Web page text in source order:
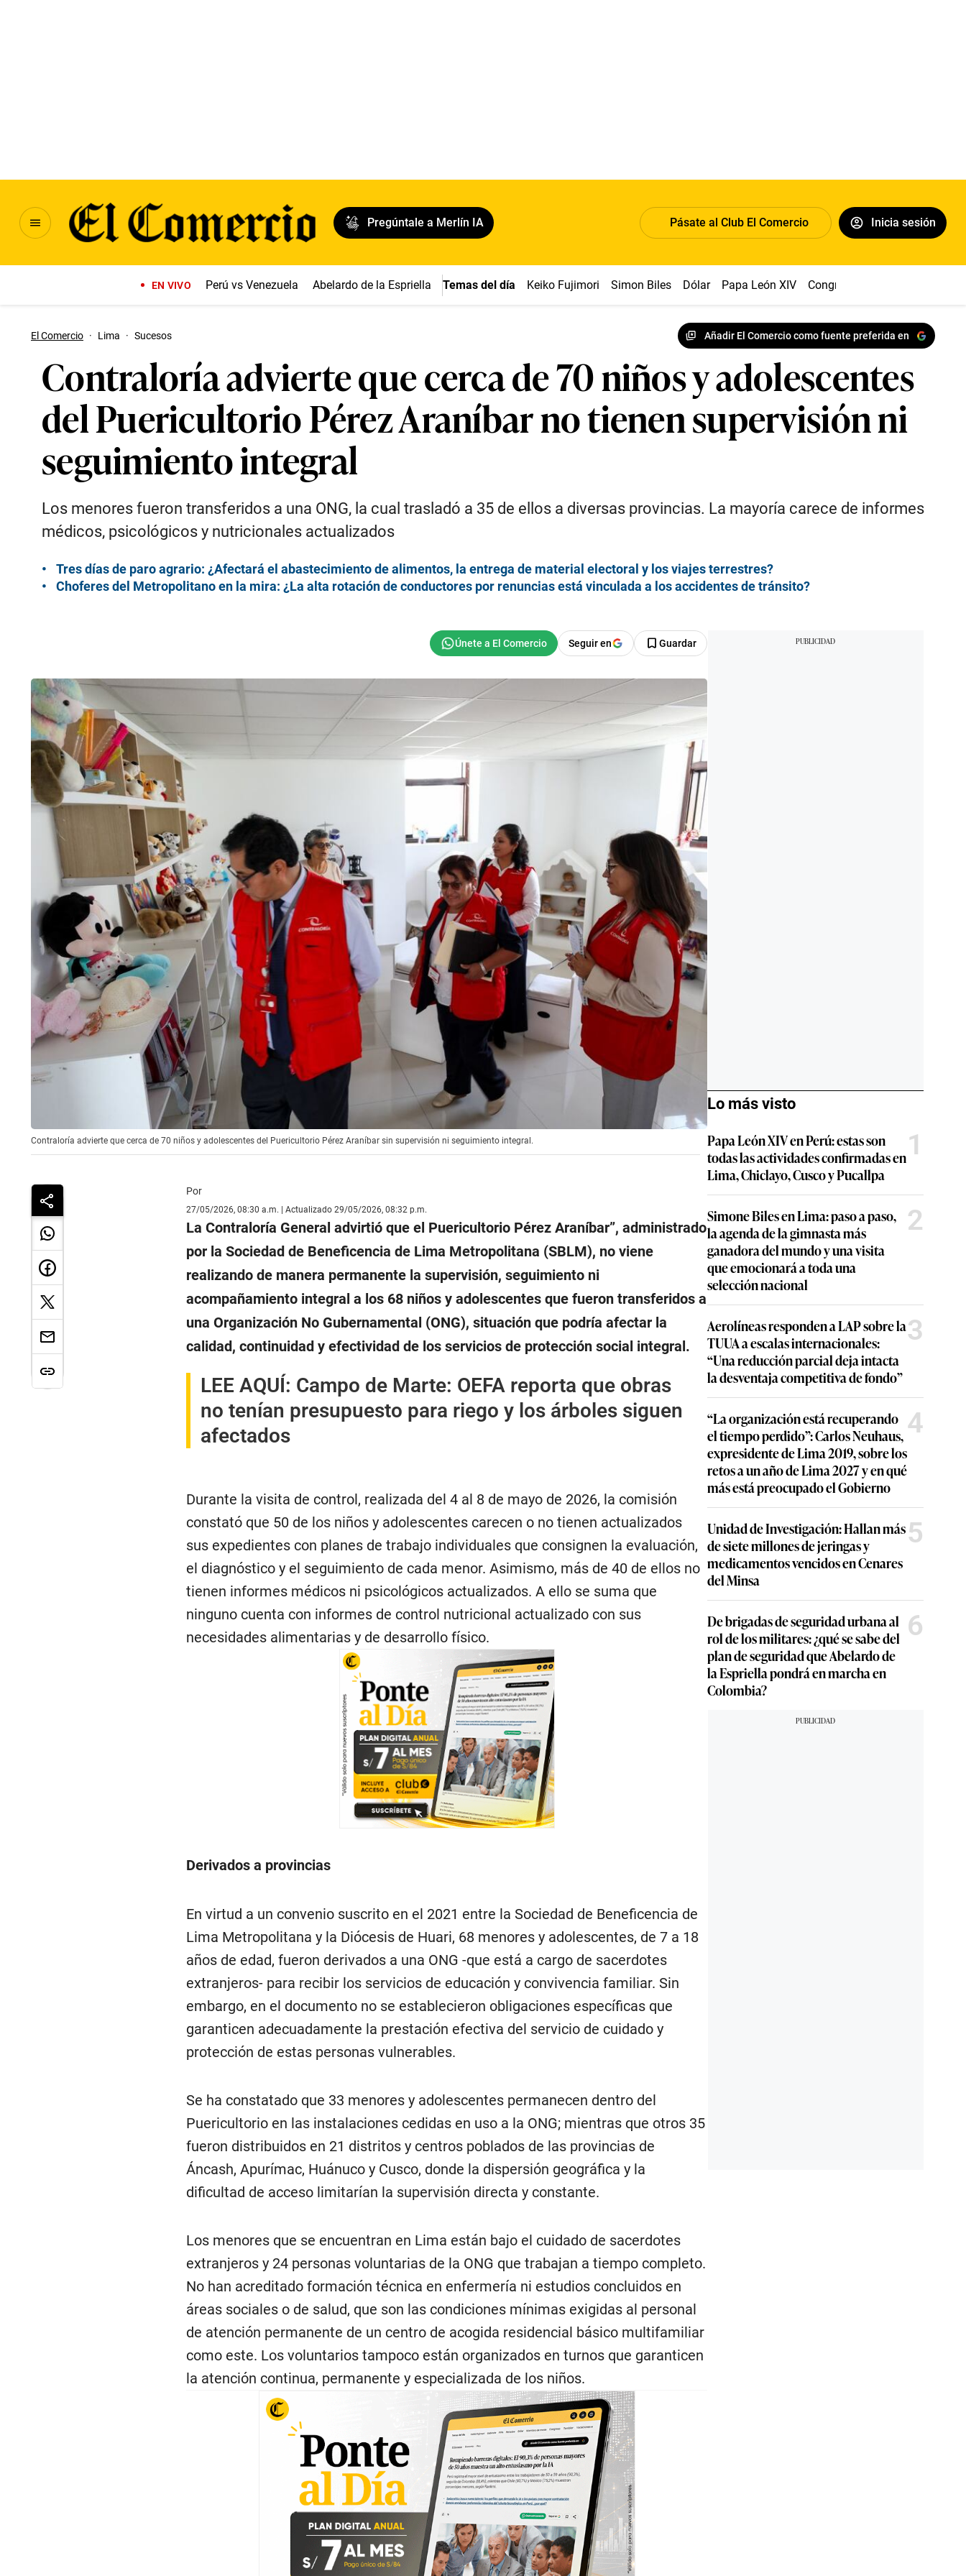
Pregúntale a Merlín IA Pásate al Club El Comercio Inicia sesión
EN VIVO Perú vs Venezuela Abelardo de la Espriella Temas del día Keiko Fujimori Simon Biles Dólar Papa León XIV Congreso
El Comercio · Lima · Sucesos Añadir El Comercio como fuente preferida en
Contraloría advierte que cerca de 70 niños y adolescentes
del Puericultorio Pérez Araníbar no tienen supervisión ni
seguimiento integral
Los menores fueron transferidos a una ONG, la cual trasladó a 35 de ellos a diversas provincias. La mayoría carece de informes
médicos, psicológicos y nutricionales actualizados
Tres días de paro agrario: ¿Afectará el abastecimiento de alimentos, la entrega de material electoral y los viajes terrestres?
Choferes del Metropolitano en la mira: ¿La alta rotación de conductores por renuncias está vinculada a los accidentes de tránsito?
Seguir en Guardar
Contraloría advierte que cerca de 70 niños y adolescentes del Puericultorio Pérez Araníbar sin supervisión ni seguimiento integral.
Por
27/05/2026, 08:30 a.m. | Actualizado 29/05/2026, 08:32 p.m.
La Contraloría General advirtió que el Puericultorio Pérez Araníbar”, administrado
por la Sociedad de Beneficencia de Lima Metropolitana (SBLM), no viene
realizando de manera permanente la supervisión, seguimiento ni
acompañamiento integral a los 68 niños y adolescentes que fueron transferidos a
una Organización No Gubernamental (ONG), situación que podría afectar la
calidad, continuidad y efectividad de los servicios de protección social integral.
LEE AQUÍ: Campo de Marte: OEFA reporta que obras
no tenían presupuesto para riego y los árboles siguen
afectados
Durante la visita de control, realizada del 4 al 8 de mayo de 2026, la comisión
constató que 50 de los niños y adolescentes carecen o no tienen actualizados
sus expedientes con planes de trabajo individuales que consignen la evaluación,
el diagnóstico y el seguimiento de cada menor. Asimismo, más de 40 de ellos no
tienen informes médicos ni psicológicos actualizados. A ello se suma que
ninguno cuenta con informes de control nutricional actualizado con sus
necesidades alimentarias y de desarrollo físico.
Derivados a provincias
En virtud a un convenio suscrito en el 2021 entre la Sociedad de Beneficencia de
Lima Metropolitana y la Diócesis de Huari, 68 menores y adolescentes, de 7 a 18
años de edad, fueron derivados a una ONG -que está a cargo de sacerdotes
extranjeros- para recibir los servicios de educación y convivencia familiar. Sin
embargo, en el documento no se establecieron obligaciones específicas que
garanticen adecuadamente la prestación efectiva del servicio de cuidado y
protección de estas personas vulnerables.
Se ha constatado que 33 menores y adolescentes permanecen dentro del
Puericultorio en las instalaciones cedidas en uso a la ONG; mientras que otros 35
fueron distribuidos en 21 distritos y centros poblados de las provincias de
Áncash, Apurímac, Huánuco y Cusco, donde la dispersión geográfica y la
dificultad de acceso limitarían la supervisión directa y constante.
Los menores que se encuentran en Lima están bajo el cuidado de sacerdotes
extranjeros y 24 personas voluntarias de la ONG que trabajan a tiempo completo.
No han acreditado formación técnica en enfermería ni estudios concluidos en
áreas sociales o de salud, que son las condiciones mínimas exigidas al personal
de atención permanente de un centro de acogida residencial básico multifamiliar
como este. Los voluntarios tampoco están organizados en turnos que garanticen
la atención continua, permanente y especializada de los niños.
Lo más visto
Papa León XIV en Perú: estas son
todas las actividades confirmadas en
Lima, Chiclayo, Cusco y Pucallpa
1
Simone Biles en Lima: paso a paso,
la agenda de la gimnasta más
ganadora del mundo y una visita
que emocionará a toda una
selección nacional
2
Aerolíneas responden a LAP sobre la
TUUA a escalas internacionales:
“Una reducción parcial deja intacta
la desventaja competitiva de fondo”
3
“La organización está recuperando
el tiempo perdido”: Carlos Neuhaus,
expresidente de Lima 2019, sobre los
retos a un año de Lima 2027 y en qué
más está preocupado el Gobierno
4
Unidad de Investigación: Hallan más
de siete millones de jeringas y
medicamentos vencidos en Cenares
del Minsa
5
De brigadas de seguridad urbana al
rol de los militares: ¿qué se sabe del
plan de seguridad que Abelardo de
la Espriella pondrá en marcha en
Colombia?
6